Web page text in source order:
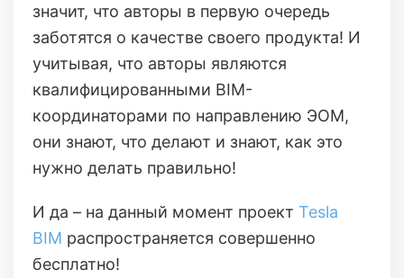
значит, что авторы в первую очередь
заботятся о качестве своего продукта! И
учитывая, что авторы являются
квалифицированными BIM-
координаторами по направлению ЭОМ,
они знают, что делают и знают, как это
нужно делать правильно!
И да – на данный момент проект Tesla
BIM распространяется совершенно
бесплатно!